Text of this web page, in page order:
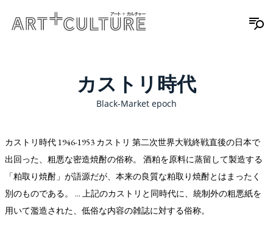
カストリ時代
Black-Market epoch
カストリ時代 1946-1953 カストリ 第二次世界大戦終戦直後の日本で
出回った、粗悪な密造焼酎の俗称。 酒粕を原料に蒸留して製造する
「粕取り焼酎」が語源だが、本来の良質な粕取り焼酎とはまったく
別のものである。 … 上記のカストリと同時代に、統制外の粗悪紙を
用いて濫造された、低俗な内容の雑誌に対する俗称。